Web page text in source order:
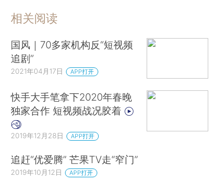
相关阅读
国风｜70多家机构反“短视频
追剧”
2021年04月17日 APP打开
快手大手笔拿下2020年春晚
独家合作 短视频战况胶着
2019年12月28日 APP打开
追赶“优爱腾” 芒果TV走“窄门”
2019年10月12日 APP打开